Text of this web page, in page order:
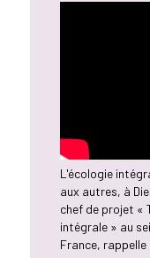
L'écologie
aux autres, à
chef de projet «
intégrale » au
France,